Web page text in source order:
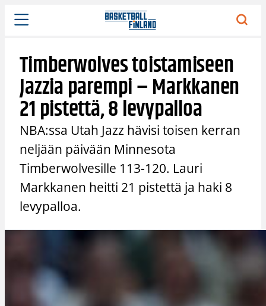
Siirry
sisältöön
Timberwolves toistamiseen
Jazzia parempi – Markkanen
21 pistettä, 8 levypalloa
NBA:ssa Utah Jazz hävisi toisen kerran
neljään päivään Minnesota
Timberwolvesille 113-120. Lauri
Markkanen heitti 21 pistettä ja haki 8
levypalloa.